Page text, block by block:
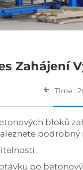
Zahájení
Time :
bloků
po